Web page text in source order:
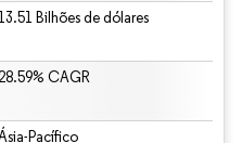
13.51 Bilhões de dólares
CAGR
Pacífico